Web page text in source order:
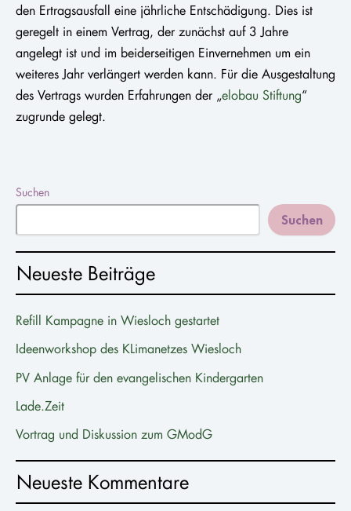
den Ertragsausfall eine jährliche Entschädigung. Dies ist
geregelt in einem Vertrag, der zunächst auf 3 Jahre
angelegt ist und im beiderseitigen Einvernehmen um ein
weiteres Jahr verlängert werden kann. Für die Ausgestaltung
des Vertrags wurden Erfahrungen der „elobau Stiftung“
zugrunde gelegt.
Suchen
Suchen
Neueste Beiträge
Refill Kampagne in Wiesloch gestartet
Ideenworkshop des KLimanetzes Wiesloch
PV Anlage für den evangelischen Kindergarten
Lade.Zeit
Vortrag und Diskussion zum GModG
Neueste Kommentare